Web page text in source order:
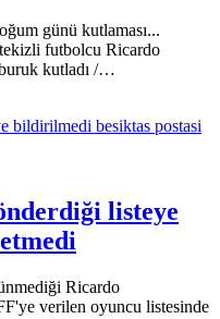
günü kutlaması...
futbolcu Ricardo
kutladı /…
listeye
Ricardo
verilen oyuncu listesinde